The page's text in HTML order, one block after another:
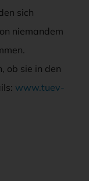
sich
niemandem
ob sie in den
www.tuev-